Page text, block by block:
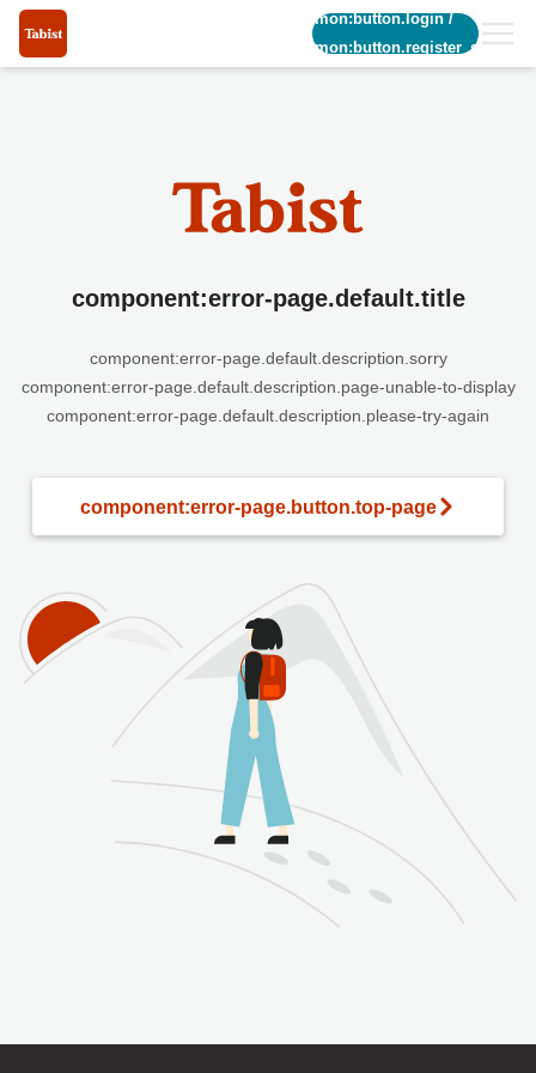
common:button.login/
common:button.register_short
component:error-page.default.title
component:error-page.default.description.sorry
component:error-page.default.description.page-unable-to-display
component:error-page.default.description.please-try-again
component:error-page.button.top-page